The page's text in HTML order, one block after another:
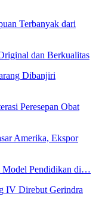
Terbanyak dari
dan Berkualitas
Dibanjiri
Peresepan Obat
Amerika, Ekspor
Model Pendidikan di…
IV Direbut Gerindra